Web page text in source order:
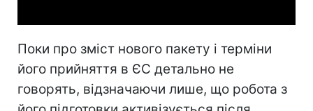
Поки про зміст нового пакету і терміни
його прийняття в ЄС детально не
говорять, відзначаючи лише, що робота з